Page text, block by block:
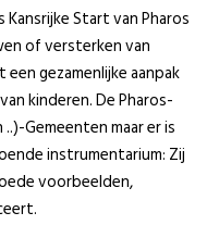
Start van Pharos
of versterken van
gezamenlijke aanpak
kinderen. De Pharos-
Gemeenten maar er is
instrumentarium: Zij
voorbeelden,